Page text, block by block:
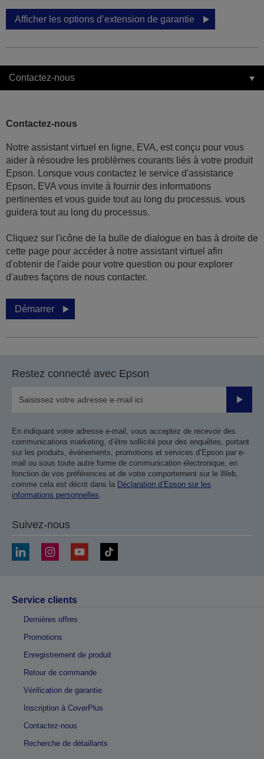
Afficher les options d’extension de garantie
Contactez-nous
Contactez-nous
Notre assistant virtuel en ligne, EVA, est conçu pour vous
aider à résoudre les problèmes courants liés à votre produit
Epson. Lorsque vous contactez le service d'assistance
Epson, EVA vous invite à fournir des informations
pertinentes et vous guide tout au long du processus. vous
guidera tout au long du processus.
Cliquez sur l'icône de la bulle de dialogue en bas à droite de
cette page pour accéder à notre assistant virtuel afin
d'obtenir de l'aide pour votre question ou pour explorer
d'autres façons de nous contacter.
Démarrer
Restez connecté avec Epson
Valider
En indiquant votre adresse e-mail, vous acceptez de recevoir des
communications marketing, d’être sollicité pour des enquêtes, portant
sur les produits, événements, promotions et services d’Epson par e-
mail ou sous toute autre forme de communication électronique, en
fonction de vos préférences et de votre comportement sur le Web,
comme cela est décrit dans la Déclaration d’Epson sur les
informations personnelles.
Suivez-nous
Service clients
Dernières offres
Promotions
Enregistrement de produit
Retour de commande
Vérification de garantie
Inscription à CoverPlus
Contactez-nous
Recherche de détaillants